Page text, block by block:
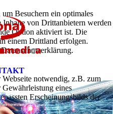
Besuchern ein optimales
von Drittanbietern werden
Option aktiviert ist. Die
einem Drittland erfolgen.
notwendig, z.B. zum
eines
Erscheinungsbilds der